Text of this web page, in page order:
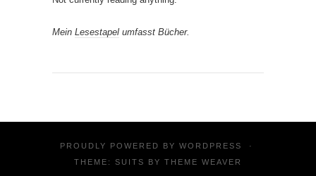
Mein Lesestapel umfasst Bücher.
PROUDLY POWERED BY WORDPRESS
·
THEME: SUITS BY THEME WEAVER